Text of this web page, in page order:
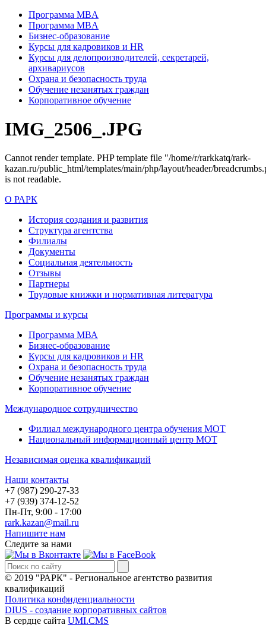
Программа MBA
Программа MBA
Бизнес-образование
Курсы для кадровиков и HR
Курсы для делопроизводителей, секретарей,
архивариусов
Охрана и безопасность труда
Обучение незанятых граждан
Корпоративное обучение
IMG_2506_.JPG
Cannot render template. PHP template file "/home/r/rarkkatq/rark-
kazan.ru/public_html/templates/main/php/layout/header/
is not readable.
О РАРК
История создания и развития
Структура агентства
Филиалы
Документы
Социальная деятельность
Отзывы
Партнеры
Трудовые книжки и нормативная литература
Программы и курсы
Программа МВА
Бизнес-образование
Курсы для кадровиков и HR
Охрана и безопасность труда
Обучение незанятых граждан
Корпоративное обучение
Международное сотрудничество
Филиал международного центра обучения МОТ
Национальный информационный центр МОТ
Независимая оценка квалификаций
Наши контакты
+7 (987) 290-27-33
+7 (939) 374-12-52
Пн-Пт, 9:00 - 17:00
rark.kazan@mail.ru
Напишите нам
Следите за нами
© 2019 "РАРК" - Региональное агентство развития
квалификаций
Политика конфиденциальности
DIUS - создание корпоративных сайтов
В сердце сайта UMI.CMS